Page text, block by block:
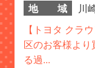
地 域
川
【トヨタ クラ
区のお客様よ
る過...